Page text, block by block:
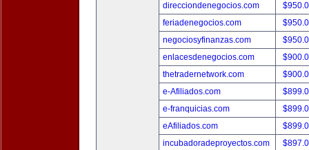
direcciondenegocios.com
feriadenegocios.com
negociosyfinanzas.com
enlacesdenegocios.com
thetradernetwork.com
e-Afiliados.com
e-franquicias.com
eAfiliados.com
incubadoradeproyectos.com